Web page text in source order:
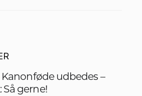
Kanonføde udbedes –
gerne!